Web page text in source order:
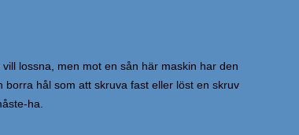
lossna, men mot en sån här maskin har den
hål som att skruva fast eller löst en skruv
ha.